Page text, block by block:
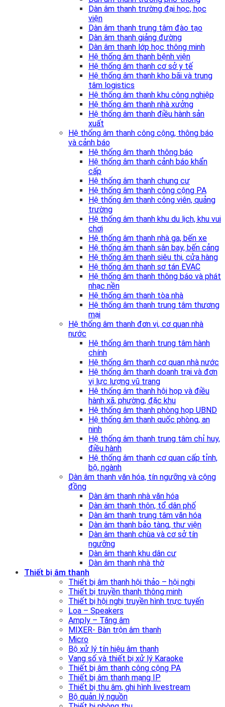
Dàn âm thanh trường đại học, học
viện
Dàn âm thanh trung tâm đào tạo
Dàn âm thanh giảng đường
Dàn âm thanh lớp học thông minh
Hệ thống âm thanh bệnh viện
Hệ thống âm thanh cơ sở y tế
Hệ thống âm thanh kho bãi và trung
tâm logistics
Hệ thống âm thanh khu công nghiệp
Hệ thống âm thanh nhà xưởng
Hệ thống âm thanh điều hành sản
xuất
Hệ thống âm thanh công cộng, thông báo
và cảnh báo
Hệ thống âm thanh thông báo
Hệ thống âm thanh cảnh báo khẩn
cấp
Hệ thống âm thanh chung cư
Hệ thống âm thanh công cộng PA
Hệ thống âm thanh công viên, quảng
trường
Hệ thống âm thanh khu du lịch, khu vui
chơi
Hệ thống âm thanh nhà ga, bến xe
Hệ thống âm thanh sân bay, bến cảng
Hệ thống âm thanh siêu thị, cửa hàng
Hệ thống âm thanh sơ tán EVAC
Hệ thống âm thanh thông báo và phát
nhạc nền
Hệ thống âm thanh tòa nhà
Hệ thống âm thanh trung tâm thương
mại
Hệ thống âm thanh đơn vị, cơ quan nhà
nước
Hệ thống âm thanh trung tâm hành
chính
Hệ thống âm thanh cơ quan nhà nước
Hệ thống âm thanh doanh trại và đơn
vị lực lượng vũ trang
Hệ thống âm thanh hội họp và điều
hành xã, phường, đặc khu
Hệ thống âm thanh phòng họp UBND
Hệ thống âm thanh quốc phòng, an
ninh
Hệ thống âm thanh trung tâm chỉ huy,
điều hành
Hệ thống âm thanh cơ quan cấp tỉnh,
bộ, ngành
Dàn âm thanh văn hóa, tín ngưỡng và cộng
đồng
Dàn âm thanh nhà văn hóa
Dàn âm thanh thôn, tổ dân phố
Dàn âm thanh trung tâm văn hóa
Dàn âm thanh bảo tàng, thư viện
Dàn âm thanh chùa và cơ sở tín
ngưỡng
Dàn âm thanh khu dân cư
Dàn âm thanh nhà thờ
Thiết bị âm thanh
Thiết bị âm thanh hội thảo – hội nghị
Thiết bị truyền thanh thông minh
Thiết bị hội nghị truyền hình trực tuyến
Loa – Speakers
Amply – Tăng âm
MIXER- Bàn trộn âm thanh
Micro
Bộ xử lý tín hiệu âm thanh
Vang số và thiết bị xử lý Karaoke
Thiết bị âm thanh công cộng PA
Thiết bị âm thanh mạng IP
Thiết bị thu âm, ghi hình livestream
Bộ quản lý nguồn